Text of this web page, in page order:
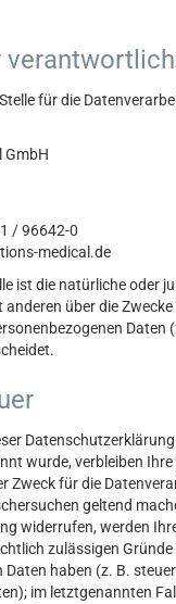
für die
GmbH
/ 96642-0
medical.de
ist die natürliche oder
über die
Daten
Datenschutzerklärung
wurde, verbleiben
Zweck für die
geltend
widerrufen, werden
zulässigen
Daten haben (z. B.
im letztgenannten